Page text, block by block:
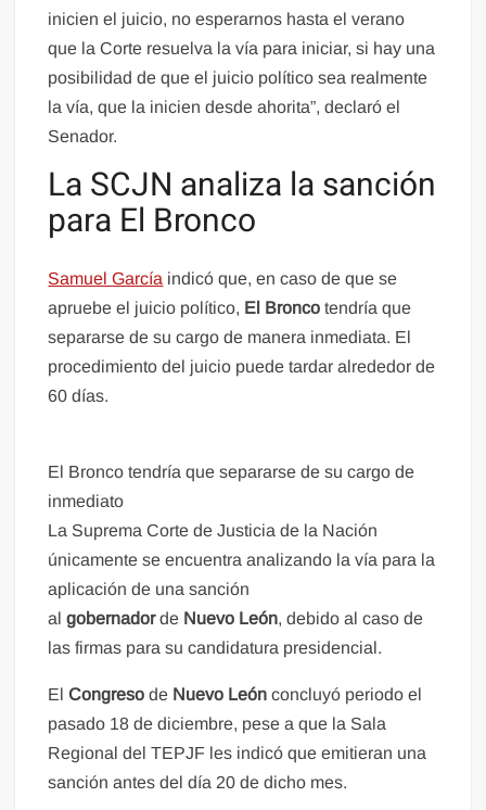
inicien el juicio, no esperarnos hasta el verano
que la Corte resuelva la vía para iniciar, si hay una
posibilidad de que el juicio político sea realmente
la vía, que la inicien desde ahorita”, declaró el
Senador.
La SCJN analiza la sanción
para El Bronco
Samuel García indicó que, en caso de que se
apruebe el juicio político, El Bronco tendría que
separarse de su cargo de manera inmediata. El
procedimiento del juicio puede tardar alrededor de
60 días.
El Bronco tendría que separarse de su cargo de
inmediato
La Suprema Corte de Justicia de la Nación
únicamente se encuentra analizando la vía para la
aplicación de una sanción
algobernadorde Nuevo León, debido al caso de
las firmas para su candidatura presidencial.
ElCongreso de Nuevo León concluyó periodo el
pasado 18 de diciembre, pese a que la Sala
Regional del TEPJF les indicó que emitieran una
sanción antes del día 20 de dicho mes.